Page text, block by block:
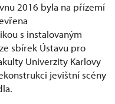
2016 byla na přízemí
s instalovaným
sbírek Ústavu pro
Univerzity Karlovy
jevištní scény